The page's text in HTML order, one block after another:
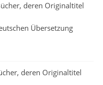
deren Originaltitel
Übersetzung
deren Originaltitel